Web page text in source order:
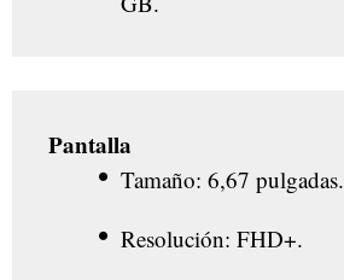
Pantalla
Tamaño: 6,67 pulgadas.
Resolución: FHD+.